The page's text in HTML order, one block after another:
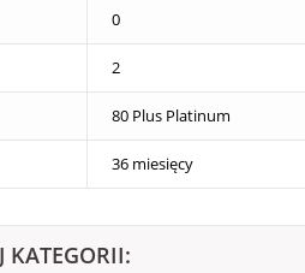
0
2
80 Plus Platinum
36 miesięcy
KATEGORII: